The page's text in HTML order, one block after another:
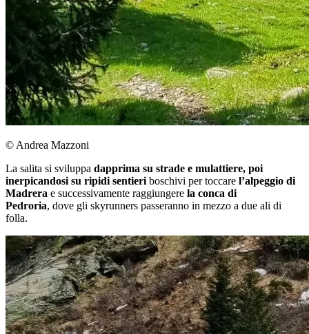
© Andrea Mazzoni
La salita si sviluppa dapprima su strade e mulattiere, poi
inerpicandosi su ripidi sentieri boschivi per toccare l’alpeggio di
Madrera e successivamente raggiungere la conca di
Pedroria, dove gli skyrunners passeranno in mezzo a due ali di
folla.